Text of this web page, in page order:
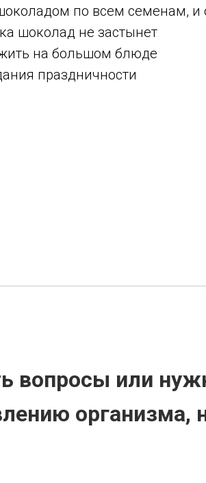
по всем семенам, и
шоколад не застынет
на большом блюде
праздничности
вопросы или
организма,